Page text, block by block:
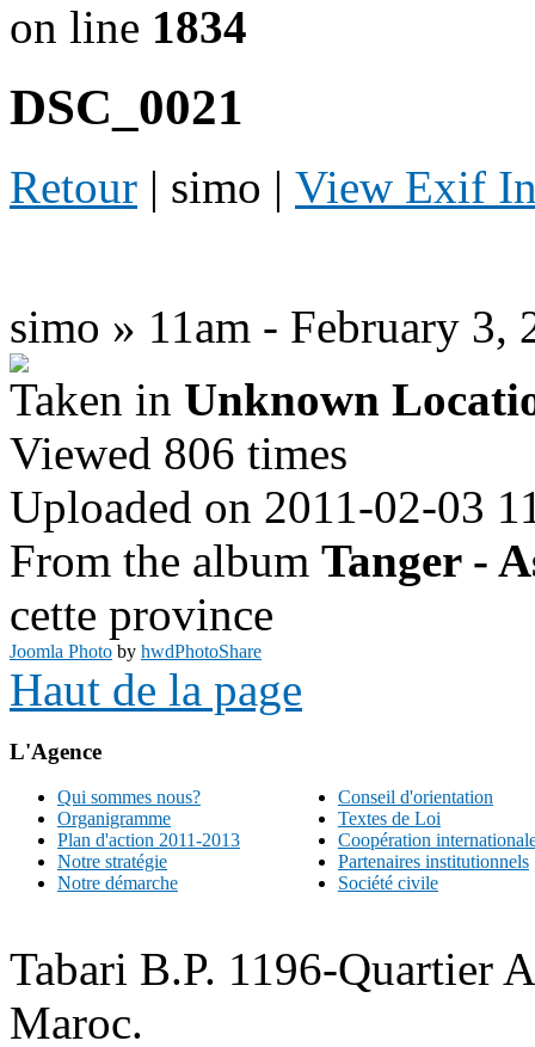
on line 1834
DSC_0021
Retour | simo | View Exif
simo » 11am - February 3,
Taken in Unknown
Viewed 806 times
Uploaded on 2011-02-03
From the album Tanger -
cette province
Joomla Photo by hwdPhotoShare
Haut de la page
L'Agence
Qui sommes nous?
Organigramme
Plan d'action 2011-2013
Notre stratégie
Notre démarche
Conseil d'orientation
Textes de Loi
Coopération
Partenaires institutionnels
Société civile
Tabari B.P. 1196-Quartier
Maroc.